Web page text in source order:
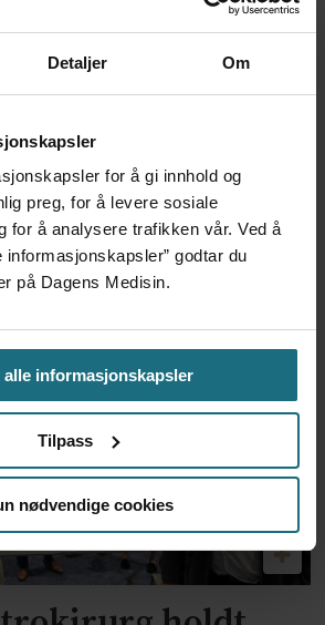
Detaljer Om
for å gi innhold og
preg, for å levere sosiale
for å analysere trafikken vår. Ved å
informasjonskapsler” godtar du
på Dagens Medisin.
alle informasjonskapsler
Tilpass
nødvendige cookies
effekt av utvidet